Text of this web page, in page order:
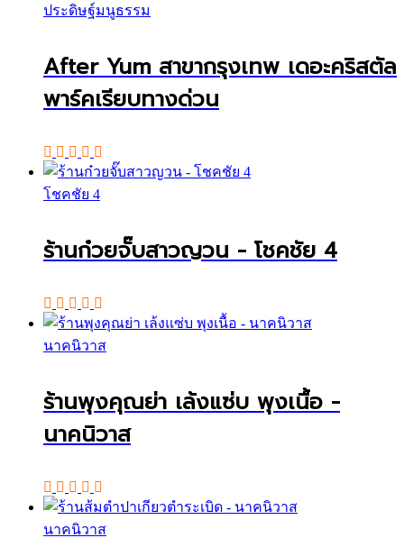
ประดิษฐ์มนูธรรม
After Yum สาขากรุงเทพ เดอะคริสตัล
พาร์คเรียบทางด่วน
โชคชัย 4
ร้านก๋วยจั๊บสาวญวน - โชคชัย 4
นาคนิวาส
ร้านพุงคุณย่า เล้งแซ่บ พุงเนื้อ -
นาคนิวาส
นาคนิวาส